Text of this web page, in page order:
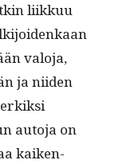
liikkuu
val­o­ja,
ja niiden
auto­ja on
kaiken­